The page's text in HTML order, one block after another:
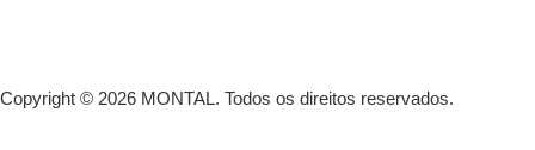
Copyright © 2026 MONTAL. Todos os direitos reservados.